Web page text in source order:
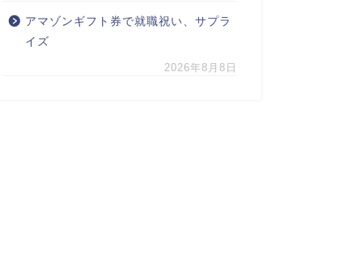
アマゾンギフト券で就職祝い、サプラ
イズ
2026年8月8日